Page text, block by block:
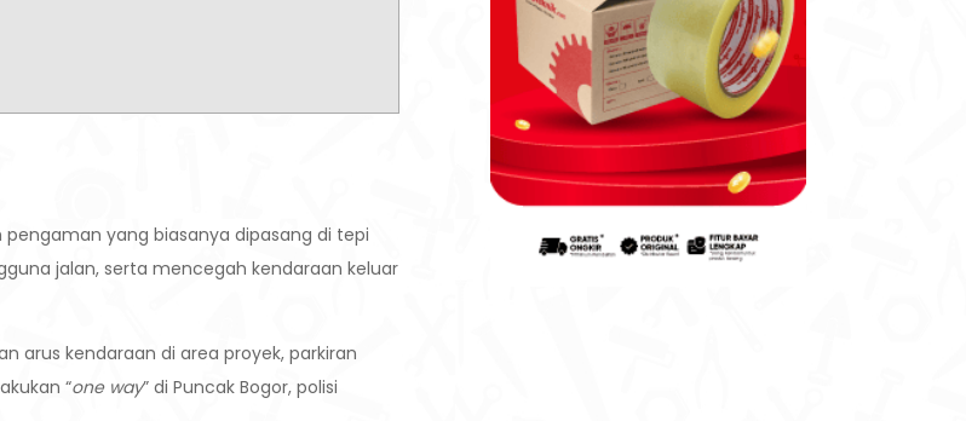
yang biasanya dipasang di tepi
jalan, serta mencegah kendaraan keluar
arus kendaraan di area proyek, parkiran
“one way” di Puncak Bogor, polisi